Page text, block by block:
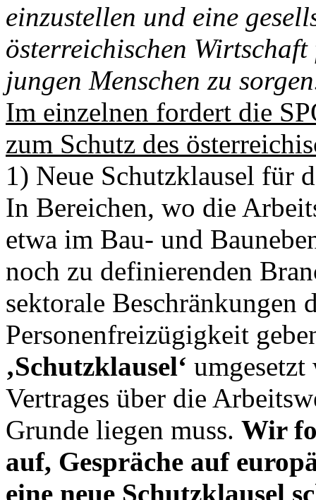
einzustellen und eine
österreichischen
jungen Menschen zu
Im einzelnen fordert die
zum Schutz des
1) Neue Schutzklausel für
In Bereichen, wo die
etwa im Bau- und
noch zu definierenden
sektorale Beschränkungen
Personenfreizügigkeit
‚Schutzklausel‘ umgesetzt
Vertrages über die
Grunde liegen muss. Wir
auf, Gespräche auf
eine neue Schutzklausel